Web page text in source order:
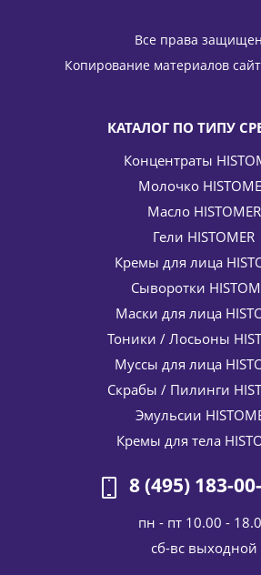
Все права
Копирование материалов
КАТАЛОГ ПО ТИПУ
Концентраты
Молочко
Масло HISTOMER
Гели HISTOMER
Кремы для лица
Сыворотки
Маски для лица
Тоники / Лосьоны
Муссы для лица
Скрабы / Пилинги
Эмульсии
Кремы для тела
8 (495) 183-
пн - пт 10.00 -
cб-вс выходной